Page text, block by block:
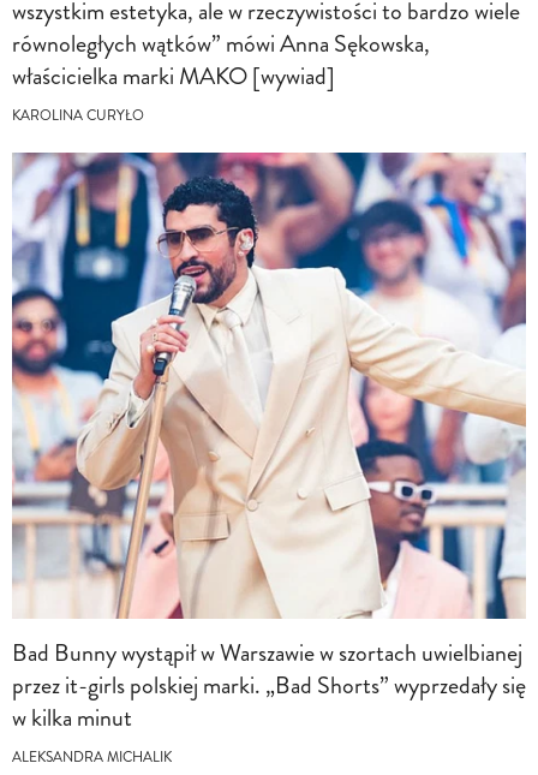
wszystkim estetyka, ale w rzeczywistości to bardzo wiele
równoległych wątków” mówi Anna Sękowska,
właścicielka marki MAKO [wywiad]
KAROLINA CURYŁO
Bad Bunny wystąpił w Warszawie w szortach uwielbianej
przez it-girls polskiej marki. „Bad Shorts” wyprzedały się
w kilka minut
ALEKSANDRA MICHALIK